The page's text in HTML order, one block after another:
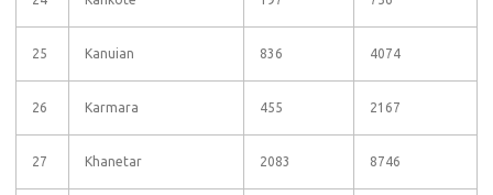
25 Kanuian 836 4074
26 Karmara 455 2167
27 Khanetar 2083 8746